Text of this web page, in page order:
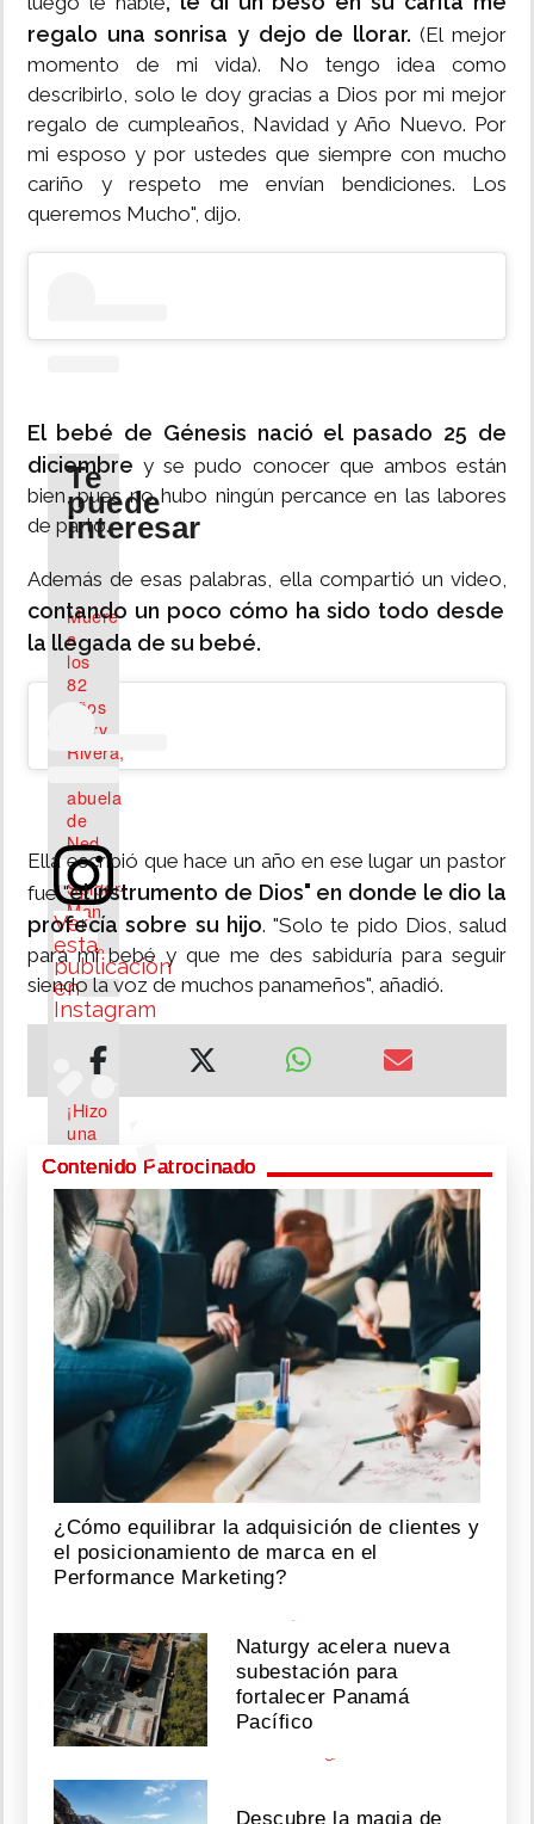
regalo una sonrisa y dejo de llorar. (El mejor
momento de mi vida). No tengo idea como
describirlo, solo le doy gracias a Dios por mi mejor
regalo de cumpleaños, Navidad y Año Nuevo. Por
mi esposo y por ustedes que siempre con mucho
cariño y respeto me envían bendiciones. Los
queremos Mucho", dijo.
Te
puede
interesar
Muere
a
los
82
años
Mary
Rivera,
abuela
de
Ned
en
Spider-
Man
Agosto
05,
2026
¡Hizo
una
pausa
por
su
salud
mental!
Kiara
revela
por
qué
se
desconectó
Agosto
¡Bebé
Exreina
del
carnaval,
Anubis
Osorio,
mamá
El bebé de Génesis nació el pasado 25 de
diciembre y se pudo conocer que ambos están
bien, pues no hubo ningún percance en las labores
de parto.
Además de esas palabras, ella compartió un video,
contando un poco cómo ha sido todo desde
la llegada de su bebé.
Ver
esta
publicación
en
Instagram
U
s
t
e
s
m
e
h
a
n
a
p
y
a
d
e
n
e
s
d
Ella escribió que hace un año en ese lugar un pastor
fue "el instrumento de Dios" en donde le dio la
profecía sobre su hijo. "Solo te pido Dios, salud
para mi bebé y que me des sabiduría para seguir
siendo la voz de muchos panameños", añadió.
Contenido Patrocinado
¿Cómo equilibrar la adquisición de clientes y
el posicionamiento de marca en el
Performance Marketing?
Naturgy acelera nueva
subestación para
fortalecer Panamá
Pacífico
Descubre la magia de